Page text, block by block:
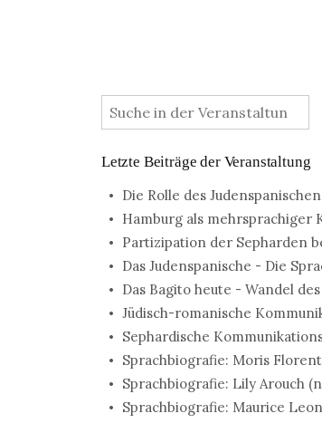
:
Letzte Beiträge der Veranstaltung
Die Rolle des
Hamburg als
Partizipation der Sepharden
Das Judenspanische - Die
Das Bagito heute - Wandel
Jüdisch-romanische
Sephardische
Sprachbiografie: Moris
Sprachbiografie: Lily Arouch
Sprachbiografie: Maurice Leon